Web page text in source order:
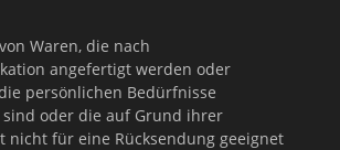
Waren, die nach
angefertigt werden oder
persönlichen Bedürfnisse
oder die auf Grund ihrer
nicht für eine Rücksendung geeignet